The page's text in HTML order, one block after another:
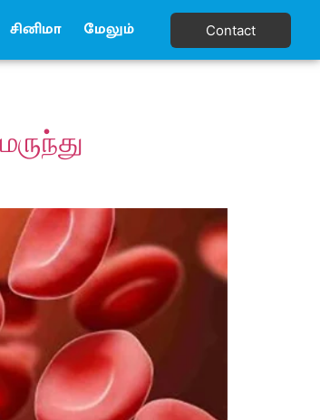
சினிமா மேலும் Contact